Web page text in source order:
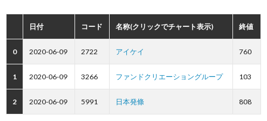
日付 コード 名称(クリックでチャート表示) 終値
0 2020-06-09 2722 アイケイ 760
1 2020-06-09 3266 ファンドクリエーショングループ 103
2 2020-06-09 5991 日本発條 808